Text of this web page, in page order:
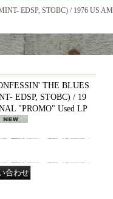
EDSP, STOBC) / 1976 US AM
THE BLUES
EDSP, STOBC) / 19
"PROMO" Used LP